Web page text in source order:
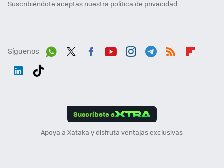
Suscribiéndote aceptas nuestra política de privacidad
Síguenos
Suscríbete a
Apoya a Xataka y disfruta ventajas exclusivas